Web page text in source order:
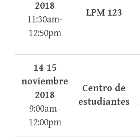
2018
11:30am-
12:50pm
LPM 123
14-15
noviembre
2018
9:00am-
12:00pm
Centro de
estudiantes